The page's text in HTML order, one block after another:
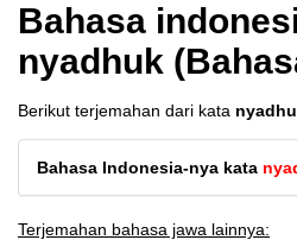
Bahasa
nyadhuk
Berikut terjemahan dari kata
Bahasa Indonesia-nya kata
Terjemahan bahasa jawa lainnya: